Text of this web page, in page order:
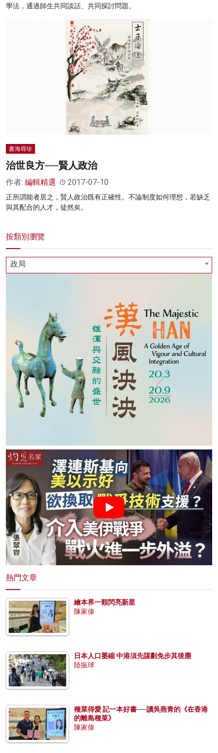
學法，通過師生共同談話、共同探討問題。
書海尋珍
治世良方──賢人政治
作者: 編輯精選 2017-07-10
正所謂能者居之，賢人政治既有正確性。不論制度如何理想，若缺乏
與其配合的人才，徒然矣。
按類別瀏覽
政局
熱門文章
繪本界一顆閃亮新星
陳家偉
日本人口萎縮 中港須先謀劃免步其後塵
陸振球
種菜得愛 記一本好書──讀吳燕青的《在香港
的離島種菜》
陳家偉